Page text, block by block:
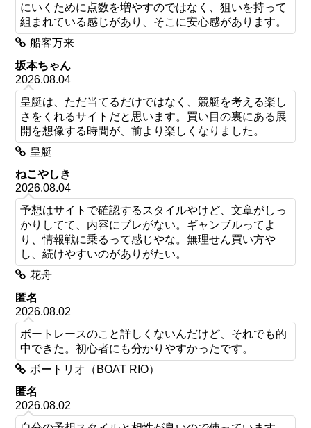
にいくために点数を増やすのではなく、狙いを持って
組まれている感じがあり、そこに安心感があります。
船客万来
坂本ちゃん
2026.08.04
皇艇は、ただ当てるだけではなく、競艇を考える楽し
さをくれるサイトだと思います。買い目の裏にある展
開を想像する時間が、前より楽しくなりました。
皇艇
ねこやしき
2026.08.04
予想はサイトで確認するスタイルやけど、文章がしっ
かりしてて、内容にブレがない。ギャンブルってよ
り、情報戦に乗るって感じやな。無理せん買い方や
し、続けやすいのがありがたい。
花舟
匿名
2026.08.02
ボートレースのこと詳しくないんだけど、それでも的
中できた。初心者にも分かりやすかったです。
ボートリオ（BOAT RIO）
匿名
2026.08.02